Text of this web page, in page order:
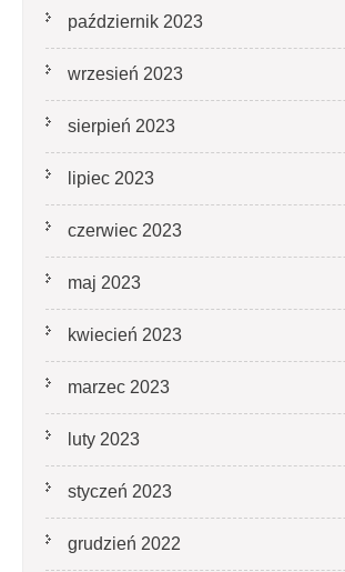
październik 2023
wrzesień 2023
sierpień 2023
lipiec 2023
czerwiec 2023
maj 2023
kwiecień 2023
marzec 2023
luty 2023
styczeń 2023
grudzień 2022